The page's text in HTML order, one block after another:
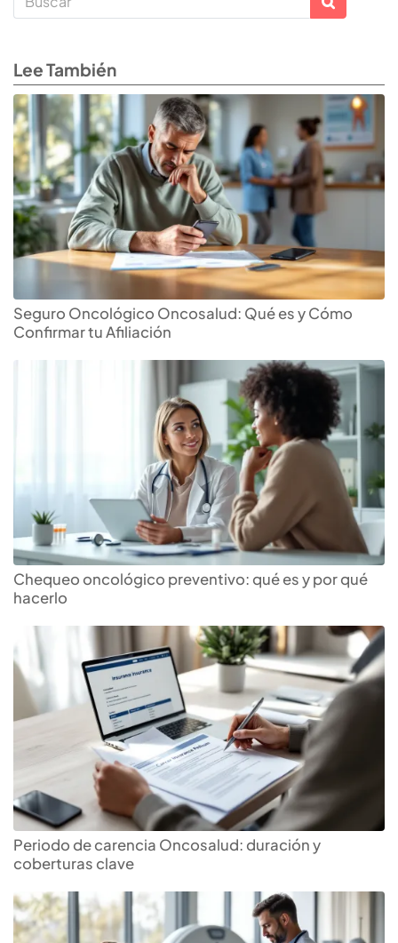
Lee También
Seguro Oncológico Oncosalud: Qué es y Cómo
Confirmar tu Afiliación
Chequeo oncológico preventivo: qué es y por qué
hacerlo
Periodo de carencia Oncosalud: duración y
coberturas clave